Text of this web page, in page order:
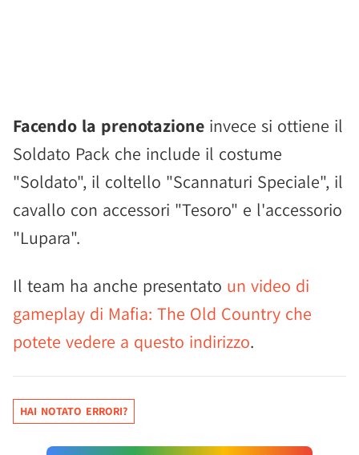
Facendo la prenotazione invece si ottiene il
Soldato Pack che include il costume
"Soldato", il coltello "Scannaturi Speciale", il
cavallo con accessori "Tesoro" e l'accessorio
"Lupara".
Il team ha anche presentato un video di
gameplay di Mafia: The Old Country che
potete vedere a questo indirizzo.
HAI NOTATO ERRORI?